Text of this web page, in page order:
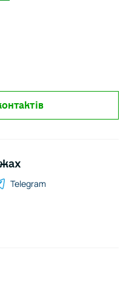
Telegram